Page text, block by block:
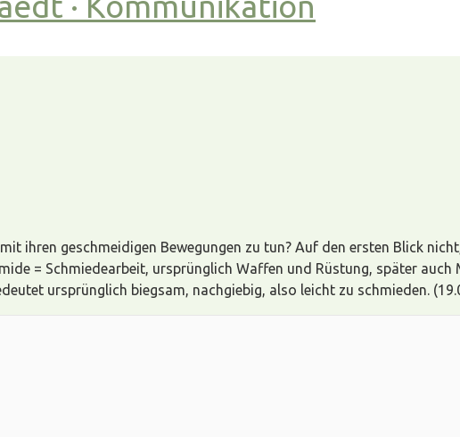
ihren geschmeidigen Bewegungen zu tun? Auf den ersten Blick
= Schmiedearbeit, ursprünglich Waffen und Rüstung, später
ursprünglich biegsam, nachgiebig, also leicht zu schmieden.